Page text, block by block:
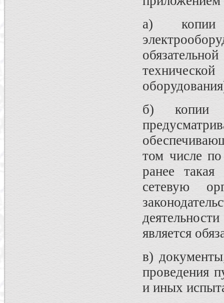
а) копии
б) копии
том числе
ранее
сетевую
является
в)
проведения
и иных